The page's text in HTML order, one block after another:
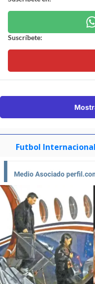
Suscríbete:
Futbol Internacional